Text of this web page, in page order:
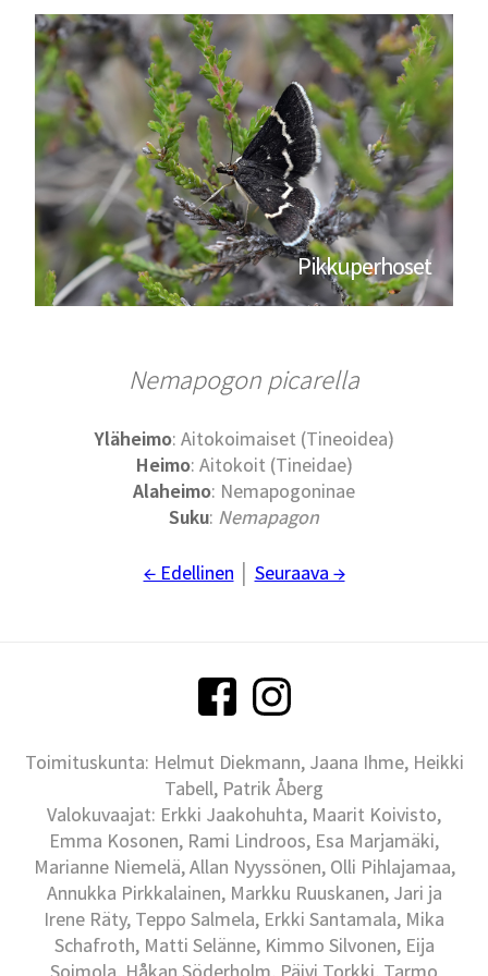
Pikkuperhoset
Nemapogon picarella
Yläheimo: Aitokoimaiset (Tineoidea)
Heimo: Aitokoit (Tineidae)
Alaheimo: Nemapogoninae
Suku: Nemapagon
← Edellinen Seuraava →
Toimituskunta: Helmut Diekmann, Jaana Ihme, Heikki
Tabell, Patrik Åberg
Valokuvaajat: Erkki Jaakohuhta, Maarit Koivisto,
Emma Kosonen, Rami Lindroos, Esa Marjamäki,
Marianne Niemelä, Allan Nyyssönen, Olli Pihlajamaa,
Annukka Pirkkalainen, Markku Ruuskanen, Jari ja
Irene Räty, Teppo Salmela, Erkki Santamala, Mika
Schafroth, Matti Selänne, Kimmo Silvonen, Eija